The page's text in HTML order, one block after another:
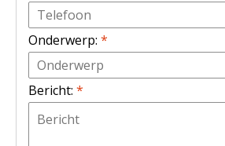
Onderwerp: *
Bericht: *